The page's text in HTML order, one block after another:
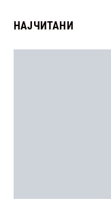
НАЈЧИТАНИ